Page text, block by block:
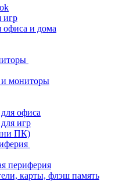
игр
офиса и дома
мониторы
офиса
игр
ПК)
периферия
карты, флэш память